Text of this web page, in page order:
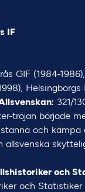
IF
GIF (1984-
Helsingborgs
321/
tröjan började
och kämpa
och
och